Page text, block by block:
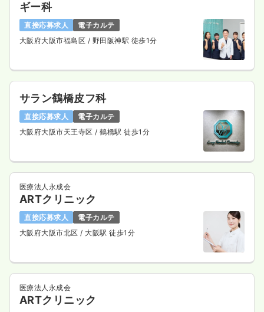
ギー科
直接応募求人
電子カルテ
大阪府大阪市福島区 / 野田阪神駅 徒歩1分
サラン鶴橋皮フ科
直接応募求人
電子カルテ
大阪府大阪市天王寺区 / 鶴橋駅 徒歩1分
医療法人永成会
ARTクリニック
直接応募求人
電子カルテ
大阪府大阪市北区 / 大阪駅 徒歩1分
医療法人永成会
ARTクリニック